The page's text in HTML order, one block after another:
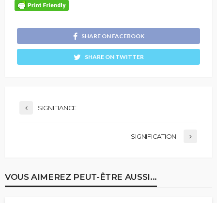
SHARE ON FACEBOOK
SHARE ON TWITTER
SIGNIFIANCE
SIGNIFICATION
VOUS AIMEREZ PEUT-ÊTRE AUSSI...